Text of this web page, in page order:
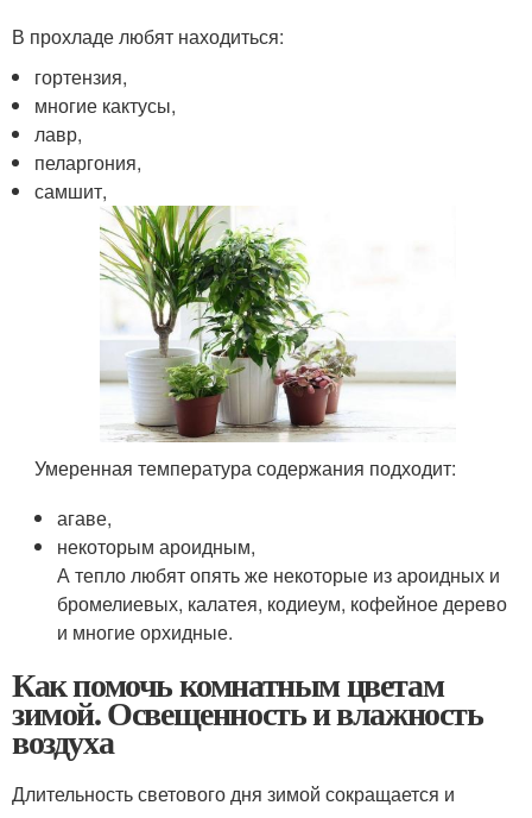
В прохладе любят находиться:
гортензия,
многие кактусы,
лавр,
пеларгония,
самшит,
Умеренная температура содержания подходит:
агаве,
некоторым ароидным,
А тепло любят опять же некоторые из ароидных и
бромелиевых, калатея, кодиеум, кофейное дерево
и многие орхидные.
Как помочь комнатным цветам
зимой. Освещенность и влажность
воздуха
Длительность светового дня зимой сокращается и